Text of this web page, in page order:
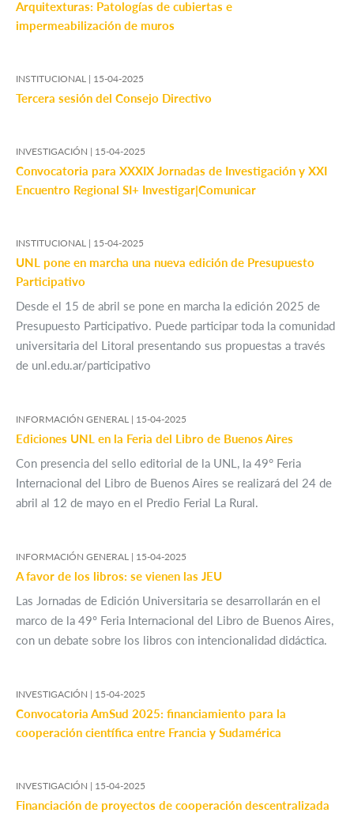
Arquitexturas: Patologías de cubiertas e
impermeabilización de muros
INSTITUCIONAL | 15-04-2025
Tercera sesión del Consejo Directivo
INVESTIGACIÓN | 15-04-2025
Convocatoria para XXXIX Jornadas de Investigación y XXI
Encuentro Regional SI+ Investigar|Comunicar
INSTITUCIONAL | 15-04-2025
UNL pone en marcha una nueva edición de Presupuesto
Participativo
Desde el 15 de abril se pone en marcha la edición 2025 de
Presupuesto Participativo. Puede participar toda la comunidad
universitaria del Litoral presentando sus propuestas a través
de unl.edu.ar/participativo
INFORMACIÓN GENERAL | 15-04-2025
Ediciones UNL en la Feria del Libro de Buenos Aires
Con presencia del sello editorial de la UNL, la 49° Feria
Internacional del Libro de Buenos Aires se realizará del 24 de
abril al 12 de mayo en el Predio Ferial La Rural.
INFORMACIÓN GENERAL | 15-04-2025
A favor de los libros: se vienen las JEU
Las Jornadas de Edición Universitaria se desarrollarán en el
marco de la 49º Feria Internacional del Libro de Buenos Aires,
con un debate sobre los libros con intencionalidad didáctica.
INVESTIGACIÓN | 15-04-2025
Convocatoria AmSud 2025: financiamiento para la
cooperación científica entre Francia y Sudamérica
INVESTIGACIÓN | 15-04-2025
Financiación de proyectos de cooperación descentralizada